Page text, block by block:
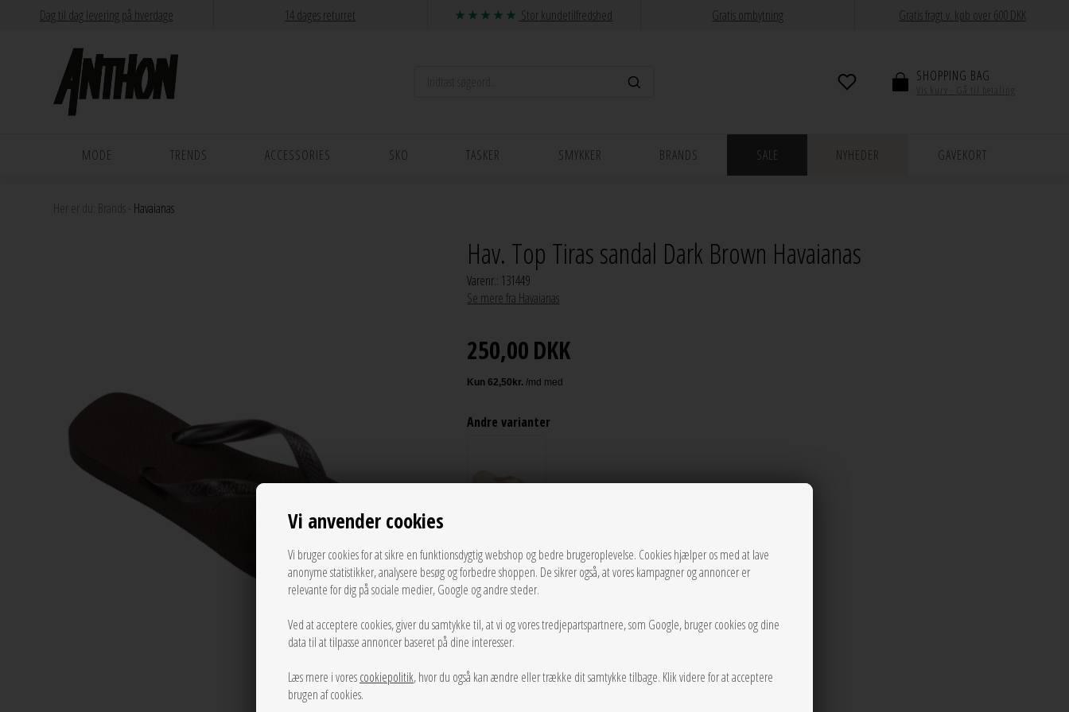
Vi anvender cookies
Vi bruger cookies for at sikre en funktionsdygtig webshop og bedre brugeroplevelse. Cookies hjælper os med at lave
anonyme statistikker, analysere besøg og forbedre shoppen. De sikrer også, at vores kampagner og annoncer er
relevante for dig på sociale medier, Google og andre steder.
Ved at acceptere cookies, giver du samtykke til, at vi og vores tredjepartspartnere, som Google, bruger cookies og dine
data til at tilpasse annoncer baseret på dine interesser.
Læs mere i vorescookiepolitik, hvor du også kan ændre eller trække dit samtykke tilbage. Klik videre for at acceptere
brugen af cookies.
Dag til dag levering på hverdage 14 dages returret Stor kundetilfredshed Gratis ombytning Gratis fragt v. køb over 600 DKK
SHOPPING BAG
MODE TRENDS ACCESSORIES SKO TASKER SMYKKER BRANDS SALE NYHEDER GAVEKORT
Her er du: Brands Havaianas
Hav. Top Tiras sandal Dark Brown Havaianas
Varenr.: 131449
Se mere fra Havaianas
250,00DKK
Andre varianter
UDSOLGT
LÆG I KURVEN
Tilføj til Ønskeskyen